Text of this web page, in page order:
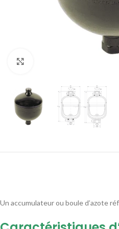
Un accumulateur ou boule d’azote